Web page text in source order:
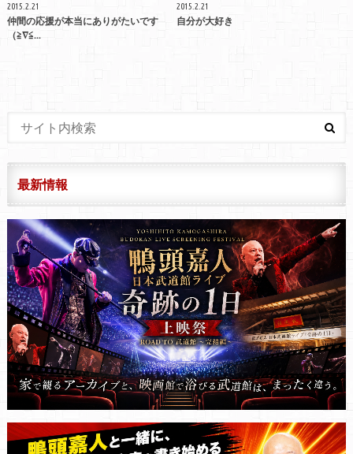
2015.2.21
仲間の応援が本当にありがたいです
（≧∇≦...
2015.2.21
自分が大好き
最新情報